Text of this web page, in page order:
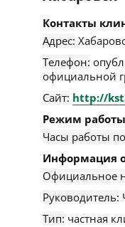
Контакты
Адрес:
Телефон:
официальной
Сайт: http://
Режим работы
Часы работы
Информация
Официальное
Руководитель:
Тип: частная